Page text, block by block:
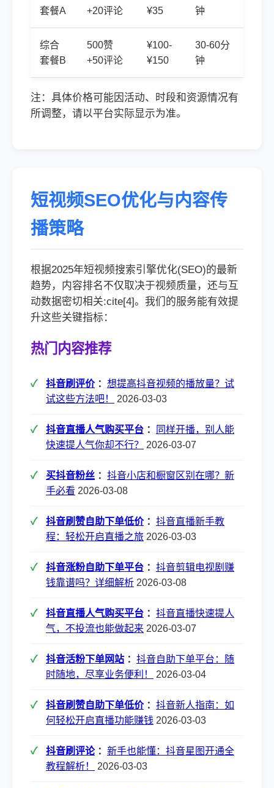
套餐A
+20评论
¥35
钟
综合
套餐B
500赞
+50评论
¥100-
¥150
30-60分
钟
注：具体价格可能因活动、时段和资源情况有
所调整，请以平台实际显示为准。
短视频SEO优化与内容传
播策略
根据2025年短视频搜索引擎优化(SEO)的最新
趋势，内容排名不仅取决于视频质量，还与互
动数据密切相关:cite[4]。我们的服务能有效提
升这些关键指标：
热门内容推荐
抖音刷评价： 想提高抖音视频的播放量？试
试这些方法吧！
2026-03-03
抖音直播人气购买平台 ：
同样开播，别人能
快速提人气你却不行？
2026-03-07
买抖音粉丝 ： 抖音小店和橱窗区别在哪？新
手必看 2026-03-08
抖音刷赞自助下单低价： 抖音直播新手教
程：轻松开启直播之旅 2026-03-03
抖音涨粉自助下单平台 ： 抖音剪辑电视剧赚
钱靠谱吗？详细解析 2026-03-08
抖音直播人气购买平台 ： 抖音直播快速提人
气，不投流也能做起来 2026-03-07
抖音活粉下单网站 ： 抖音自助下单平台：随
时随地，尽享业务便利！
2026-03-04
抖音刷赞自助下单低价： 抖音新人指南：如
何轻松开启直播功能赚钱 2026-03-03
抖音刷评论： 新手也能懂：抖音星图开通全
教程解析！
2026-03-03